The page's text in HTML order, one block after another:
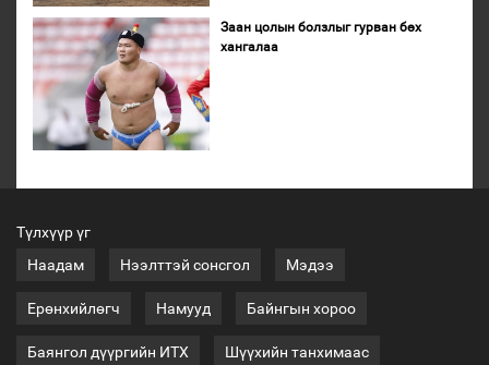
Заан цолын болзлыг гурван бөх
хангалаа
Түлхүүр үг
Наадам
Нээлттэй сонсгол Мэдээ
Ерөнхийлөгч Намууд Байнгын хороо
Баянгол дүүргийн ИТХ Шүүхийн танхимаас